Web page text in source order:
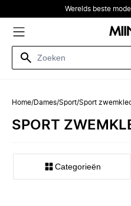
Werelds beste
Home/Dames/Sport/Sport
SPORT
Categorieën